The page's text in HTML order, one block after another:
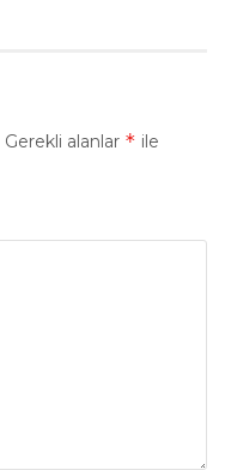
Gerekli alanlar * ile